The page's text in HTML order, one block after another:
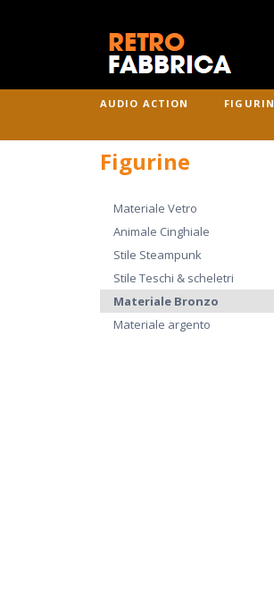
AUDIO ACTION
Figurine
Materiale Vetro
Animale Cinghiale
Stile Steampunk
Stile Teschi & scheletri
Materiale Bronzo
Materiale argento